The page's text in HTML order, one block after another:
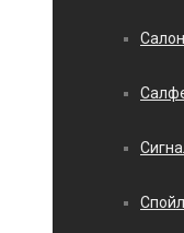
Салон